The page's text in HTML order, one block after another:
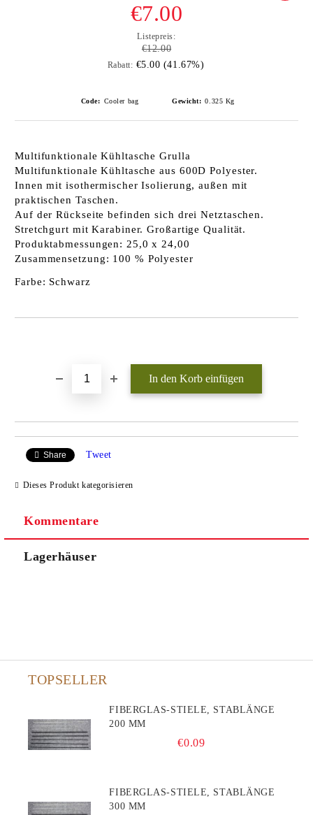
€7.00
Listepreis:
€12.00
Rabatt: €5.00 (41.67%)
Code: Cooler bag Gewicht: 0.325 Kg
Multifunktionale Kühltasche Grulla
Multifunktionale Kühltasche aus 600D Polyester.
Innen mit isothermischer Isolierung, außen mit
praktischen Taschen.
Auf der Rückseite befinden sich drei Netztaschen.
Stretchgurt mit Karabiner. Großartige Qualität.
Produktabmessungen: 25,0 x 24,00
Zusammensetzung: 100 % Polyester
Farbe: Schwarz
Share Tweet
Dieses Produkt kategorisieren
Kommentare
Lagerhäuser
TOPSELLER
FIBERGLAS-STIELE, STABLÄNGE
200 MM
€0.09
FIBERGLAS-STIELE, STABLÄNGE
300 MM